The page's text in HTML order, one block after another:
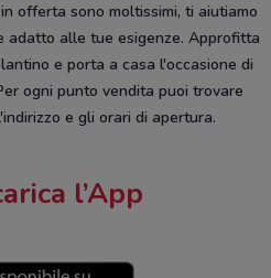
offerta sono moltissimi, ti aiutiamo
adatto alle tue esigenze. Approfitta
e porta a casa l'occasione di
ogni punto vendita puoi trovare
e gli orari di apertura.
l’App